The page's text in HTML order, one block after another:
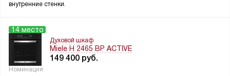
внутренние стенки.
14 место
Духовой шкаф
Miele H 2465 BP ACTIVE
149 400 руб.
Номинация